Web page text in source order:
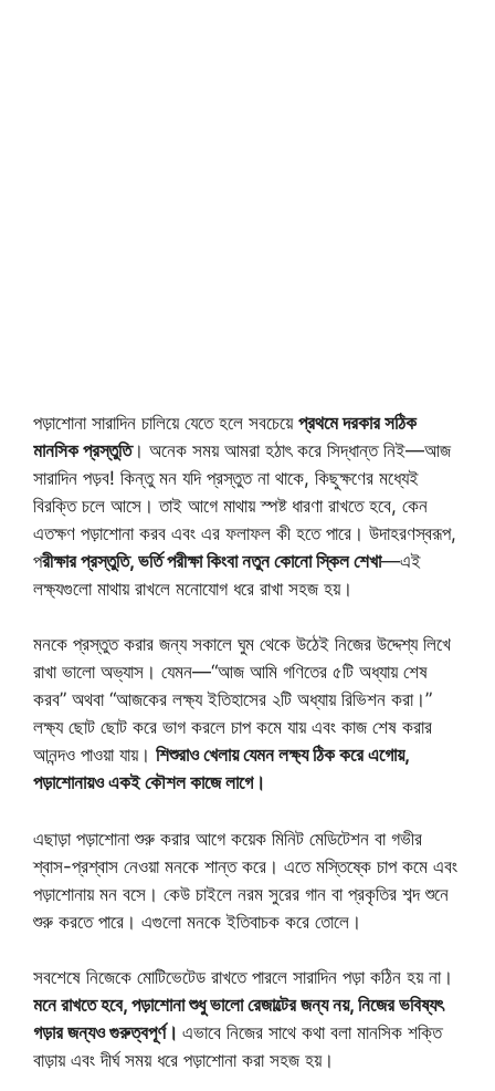
পড়াশোনা সারাদিন চালিয়ে যেতে হলে সবচেয়ে প্রথমে দরকার সঠিক
মানসিক প্রস্তুতি। অনেক সময় আমরা হঠাৎ করে সিদ্ধান্ত নিই—আজ
সারাদিন পড়ব! কিন্তু মন যদি প্রস্তুত না থাকে, কিছুক্ষণের মধ্যেই
বিরক্তি চলে আসে। তাই আগে মাথায় স্পষ্ট ধারণা রাখতে হবে, কেন
এতক্ষণ পড়াশোনা করব এবং এর ফলাফল কী হতে পারে। উদাহরণস্বরূপ,
পরীক্ষার প্রস্তুতি, ভর্তি পরীক্ষা কিংবা নতুন কোনো স্কিল শেখা—এই
লক্ষ্যগুলো মাথায় রাখলে মনোযোগ ধরে রাখা সহজ হয়।
মনকে প্রস্তুত করার জন্য সকালে ঘুম থেকে উঠেই নিজের উদ্দেশ্য লিখে
রাখা ভালো অভ্যাস। যেমন—“আজ আমি গণিতের ৫টি অধ্যায় শেষ
করব” অথবা “আজকের লক্ষ্য ইতিহাসের ২টি অধ্যায় রিভিশন করা।”
লক্ষ্য ছোট ছোট করে ভাগ করলে চাপ কমে যায় এবং কাজ শেষ করার
আনন্দও পাওয়া যায়। শিশুরাও খেলায় যেমন লক্ষ্য ঠিক করে এগোয়,
পড়াশোনায়ও একই কৌশল কাজে লাগে।
এছাড়া পড়াশোনা শুরু করার আগে কয়েক মিনিট মেডিটেশন বা গভীর
শ্বাস-প্রশ্বাস নেওয়া মনকে শান্ত করে। এতে মস্তিষ্কে চাপ কমে এবং
পড়াশোনায় মন বসে। কেউ চাইলে নরম সুরের গান বা প্রকৃতির শব্দ শুনে
শুরু করতে পারে। এগুলো মনকে ইতিবাচক করে তোলে।
সবশেষে নিজেকে মোটিভেটেড রাখতে পারলে সারাদিন পড়া কঠিন হয় না।
মনে রাখতে হবে, পড়াশোনা শুধু ভালো রেজাল্টের জন্য নয়, নিজের ভবিষ্যৎ
গড়ার জন্যও গুরুত্বপূর্ণ। এভাবে নিজের সাথে কথা বলা মানসিক শক্তি
বাড়ায় এবং দীর্ঘ সময় ধরে পড়াশোনা করা সহজ হয়।